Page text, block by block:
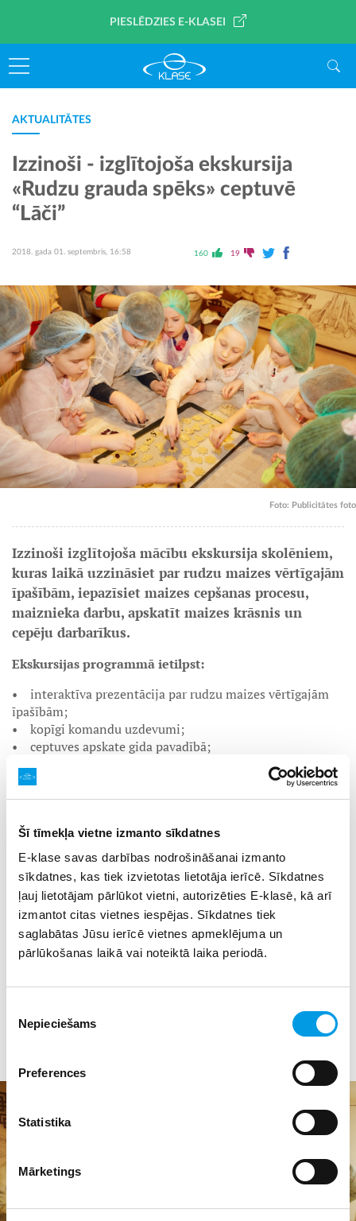
Šī tīmekļa vietne izmanto sīkdatnes
E-klase savas darbības nodrošināšanai izmanto
sīkdatnes, kas tiek izvietotas lietotāja ierīcē. Sīkdatnes
ļauj lietotājam pārlūkot vietni, autorizēties E-klasē, kā arī
izmantot citas vietnes iespējas. Sīkdatnes tiek
saglabātas Jūsu ierīcē vietnes apmeklējuma un
pārlūkošanas laikā vai noteiktā laika periodā.
izvēle
Nepieciešams
Preferences
Statistika
Mārketings
PIESLĒDZIES E-KLASEI
AKTUALITĀTES
Izzinoši - izglītojoša ekskursija
«Rudzu grauda spēks» ceptuvē
“Lāči”
2018. gada 01. septembris, 16:58 160 19
Foto: Publicitātes foto
Izzinoši izglītojoša mācību ekskursija skolēniem,
kuras laikā uzzināsiet par rudzu maizes vērtīgajām
īpašībām, iepazīsiet maizes cepšanas procesu,
maiznieka darbu, apskatīt maizes krāsnis un
cepēju darbarīkus.
Ekskursijas programmā ietilpst:
• interaktīva prezentācija par rudzu maizes vērtīgajām
īpašībām;
• kopīgi komandu uzdevumi;
• ceptuves apskate gida pavadībā;
• iepazīšanās ar maizes cepšanas procesu un cepēju
darbarīkiem;
• klases maizes klaipiņa cepšana;
• maizes degustācija;
• kopīga kliņģera cepšana.
Ekskursijas ilgums 2-2.5 stundas. Pēc ekskursijas apmēram
40 min jāuzgaida, kamēr Jūsu kukulītis un kliņģeris būs
gatavs.
Izmaksas:Cena 7 EUR no personas. Uz katriem 10
bērniem 1 pieaugušais iet ekskursijā bez maksas.
Pieteikšanās ekskursijām
Darba